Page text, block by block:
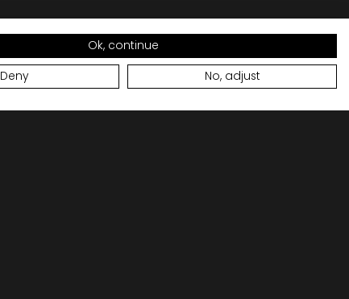
Ok, continue
Deny
No, adjust